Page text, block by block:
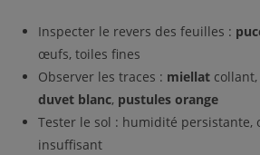
Inspecter le revers des feuilles :
œufs, toiles fines
Observer les traces : miellat
duvet blanc, pustules orange
Tester le sol : humidité persistante,
insuffisant